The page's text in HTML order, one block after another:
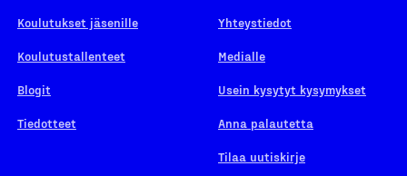
Koulutukset jäsenille
Koulutustallenteet
Blogit
Tiedotteet
Yhteystiedot
Medialle
Usein kysytyt kysymykset
Anna palautetta
Tilaa uutiskirje